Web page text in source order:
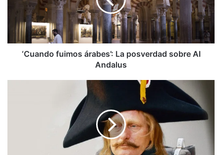
Andalus
‘Cuando fuimos árabes’: La posverdad sobre Al
Andalus